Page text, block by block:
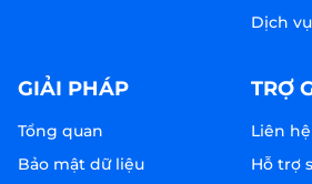
Dịch
GIẢI PHÁP
Tổng quan
Bảo mật dữ liệu
TRỢ
Liên
Hỗ trợ